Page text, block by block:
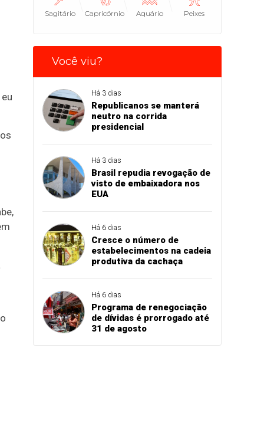
Sagitário Capricórnio Aquário Peixes
Você viu?
Há 3 dias
Republicanos se manterá
neutro na corrida
presidencial
Há 3 dias
Brasil repudia revogação de
visto de embaixadora nos
EUA
Há 6 dias
Cresce o número de
estabelecimentos na cadeia
produtiva da cachaça
Há 6 dias
Programa de renegociação
de dívidas é prorrogado até
31 de agosto